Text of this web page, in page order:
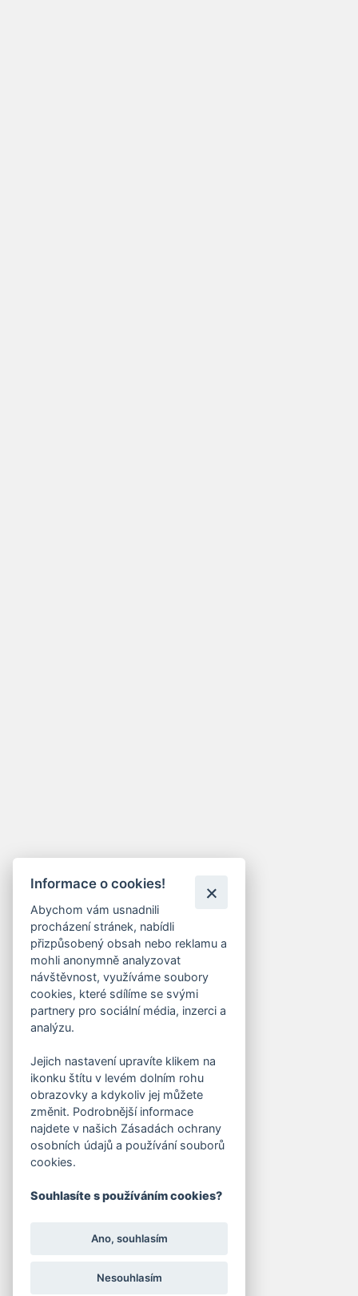
Informace o cookies!
Abychom vám usnadnili
procházení stránek, nabídli
přizpůsobený obsah nebo reklamu a
mohli anonymně analyzovat
návštěvnost, využíváme soubory
cookies, které sdílíme se svými
partnery pro sociální média, inzerci a
analýzu.
Jejich nastavení upravíte klikem na
ikonku štítu v levém dolním rohu
obrazovky a kdykoliv jej můžete
změnit. Podrobnější informace
najdete v našich Zásadách ochrany
osobních údajů a používání souborů
cookies.
Souhlasíte s používáním cookies?
Ano, souhlasím
Nesouhlasím